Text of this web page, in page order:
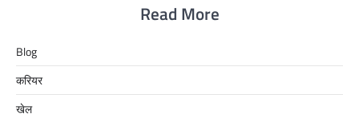
Read More
Blog
करियर
खेल